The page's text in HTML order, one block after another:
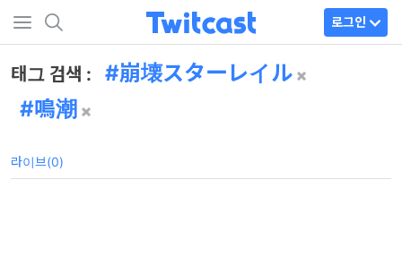
로그인
태그 검색 :
崩壊スターレイル
鳴潮
라이브(0)